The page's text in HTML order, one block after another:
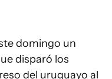
domingo un
disparó los
del uruguayo al